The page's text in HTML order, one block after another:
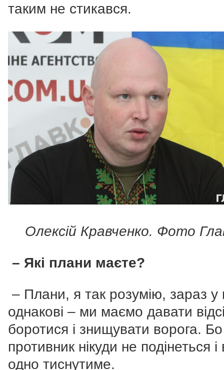
таким не стикався.
Олексій Кравченко. Фото
– Які плани маєте?
– Плани, я так розумію, зараз у
однакові – ми маємо давати
боротися і знищувати ворога. Бо
противник нікуди не подінеться і
одно тиснутиме.